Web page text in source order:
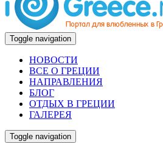
Toggle navigation
НОВОСТИ
ВСЕ О ГРЕЦИИ
НАПРАВЛЕНИЯ
БЛОГ
ОТДЫХ В ГРЕЦИИ
ГАЛЕРЕЯ
Toggle navigation